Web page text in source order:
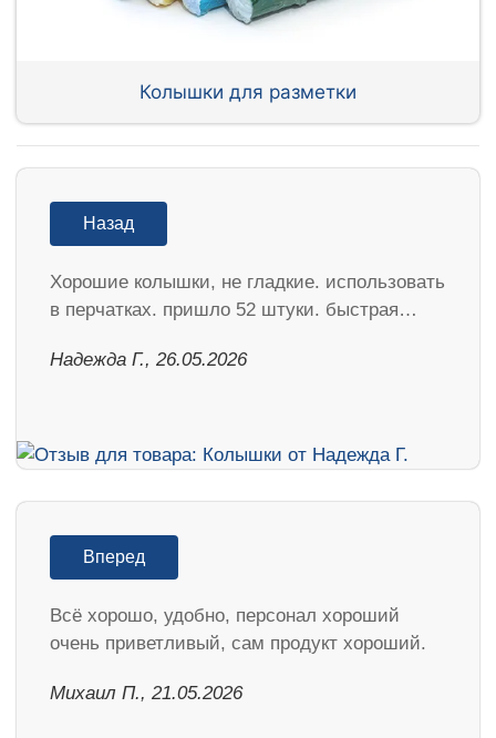
Колышки для разметки
Назад
Хорошие колышки, не гладкие. использовать
в перчатках. пришло 52 штуки. быстрая…
Надежда Г., 26.05.2026
Вперед
Всё хорошо, удобно, персонал хороший
очень приветливый, сам продукт хороший.
Михаил П., 21.05.2026